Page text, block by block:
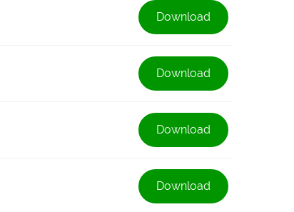
Download
Download
Download
Download